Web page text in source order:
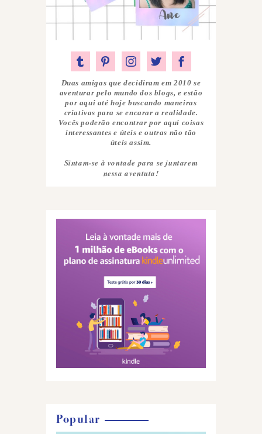
Duas amigas que decidiram em 2010 se
aventurar pelo mundo dos blogs, e estão
por aqui até hoje buscando maneiras
criativas para se encarar a realidade.
Vocês poderão encontrar por aqui coisas
interessantes e úteis e outras não tão
úteis assim.
Sintam-se à vontade para se juntarem
nessa aventuta!
Popular